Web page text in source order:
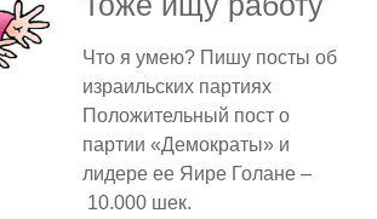
Что я умею? Пишу посты об
израильских партиях
Положительный пост о
партии «Демократы» и
лидере ее Яире Голане –
10.000 шек.